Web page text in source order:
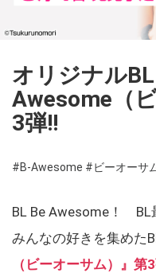
オリジナル
Awesome（
3弾!!
#B-Awesome #ビーオーサ
BL Be Awesome！ BL
みんなの好きを集めた
（ビーオーサム）』第